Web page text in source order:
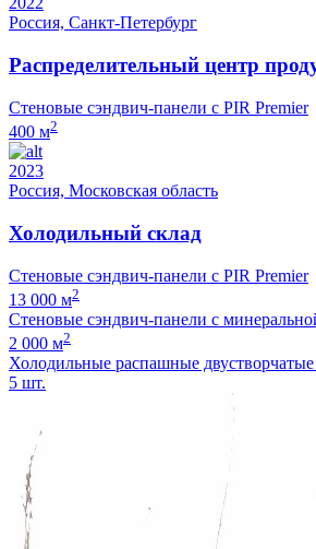
Россия, Санкт-Петербург
Распределительный центр
Стеновые сэндвич-панели с PIR Premier
400 м2
2023
Россия, Московская область
Холодильный склад
Стеновые сэндвич-панели с PIR Premier
13 000 м2
Стеновые сэндвич-панели с
2 000 м2
Холодильные распашные двустворчатые
5 шт.